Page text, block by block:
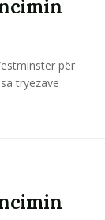
për
tryezave